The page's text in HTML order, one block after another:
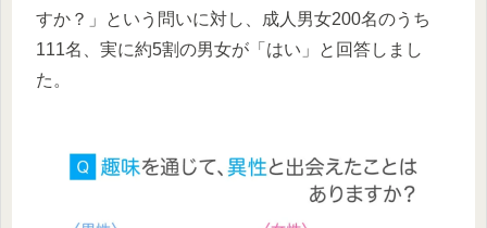
すか？」という問いに対し、成人男女200名のうち
111名、実に約5割の男女が「はい」と回答しまし
た。